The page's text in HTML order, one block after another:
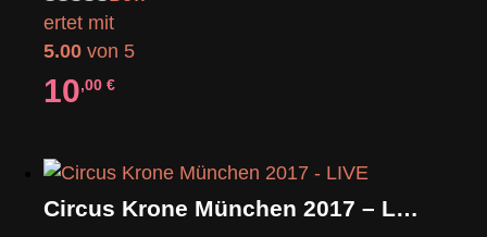
ertet mit
5.00 von 5
10,00€
Circus Krone München 2017 – LIVE